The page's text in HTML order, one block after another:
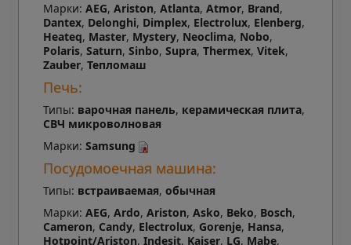
Марки: AEG, Ariston, Atlanta, Atmor, Brand,
Dantex, Delonghi, Dimplex, Electrolux, Elenberg,
Heateq, Master, Mystery, Neoclima, Nobo,
Polaris, Saturn, Sinbo, Supra, Thermex, Vitek,
Zauber, Тепломаш
Печь:
Типы: варочная панель, керамическая плита,
СВЧ микроволновая
Марки: Samsung
Посудомоечная машина:
Типы: встраиваемая, обычная
Марки: AEG, Ardo, Ariston, Asko, Beko, Bosch,
Cameron, Candy, Electrolux, Gorenje, Hansa,
Hotpoint/Ariston, Indesit, Kaiser, LG, Mabe,